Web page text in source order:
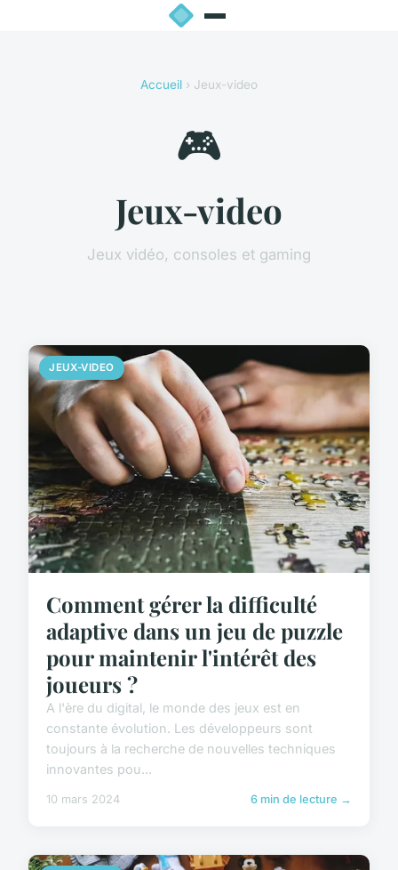
Accueil › Jeux-video
🎮
Jeux-video
Jeux vidéo, consoles et gaming
JEUX-VIDEO
Comment gérer la difficulté
adaptive dans un jeu de puzzle
pour maintenir l'intérêt des
joueurs ?
A l'ère du digital, le monde des jeux est en
constante évolution. Les développeurs sont
toujours à la recherche de nouvelles techniques
innovantes pou...
10 mars 2024 6 min de lecture →